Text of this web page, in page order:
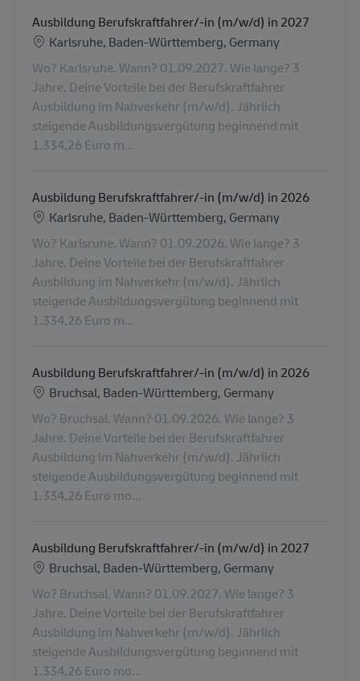
Ausbildung Berufskraftfahrer/-in (m/w/d) in 2027
Konum
Karlsruhe, Baden-Württemberg, Germany
Wo? Karlsruhe. Wann? 01.09.2027. Wie lange? 3
Jahre. Deine Vorteile bei der Berufskraftfahrer
Ausbildung im Nahverkehr (m/w/d). Jährlich
steigende Ausbildungsvergütung beginnend mit
1.334,26 Euro m...
Ausbildung Berufskraftfahrer/-in (m/w/d) in 2026
Konum
Karlsruhe, Baden-Württemberg, Germany
Wo? Karlsruhe. Wann? 01.09.2026. Wie lange? 3
Jahre. Deine Vorteile bei der Berufskraftfahrer
Ausbildung im Nahverkehr (m/w/d). Jährlich
steigende Ausbildungsvergütung beginnend mit
1.334,26 Euro m...
Ausbildung Berufskraftfahrer/-in (m/w/d) in 2026
Konum
Bruchsal, Baden-Württemberg, Germany
Wo? Bruchsal. Wann? 01.09.2026. Wie lange? 3
Jahre. Deine Vorteile bei der Berufskraftfahrer
Ausbildung im Nahverkehr (m/w/d). Jährlich
steigende Ausbildungsvergütung beginnend mit
1.334,26 Euro mo...
Ausbildung Berufskraftfahrer/-in (m/w/d) in 2027
Konum
Bruchsal, Baden-Württemberg, Germany
Wo? Bruchsal. Wann? 01.09.2027. Wie lange? 3
Jahre. Deine Vorteile bei der Berufskraftfahrer
Ausbildung im Nahverkehr (m/w/d). Jährlich
steigende Ausbildungsvergütung beginnend mit
1.334,26 Euro mo...